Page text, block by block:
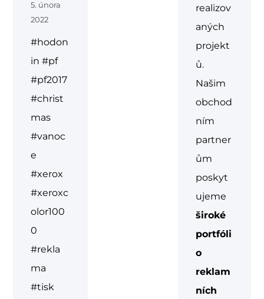
5. února
2022
#hodon
in #pf
#pf2017
#christ
mas
#vanoc
e
#xerox
#xeroxc
olor100
0
#rekla
ma
#tisk
realizov
aných
projekt
ů.
Našim
obchod
ním
partner
ům
poskyt
ujeme
široké
portfóli
o
reklam
ních